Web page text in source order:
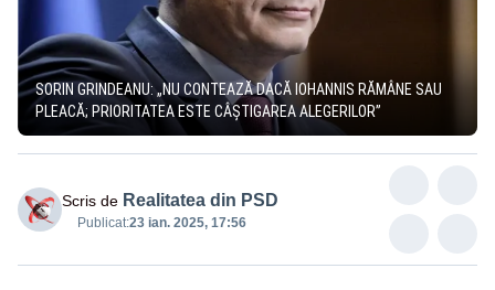
SORIN GRINDEANU: „NU CONTEAZĂ DACĂ IOHANNIS RĂMÂNE SAU
PLEACĂ; PRIORITATEA ESTE CÂȘTIGAREA ALEGERILOR”
Scris de Realitatea din PSD
Publicat:23 ian. 2025, 17:56